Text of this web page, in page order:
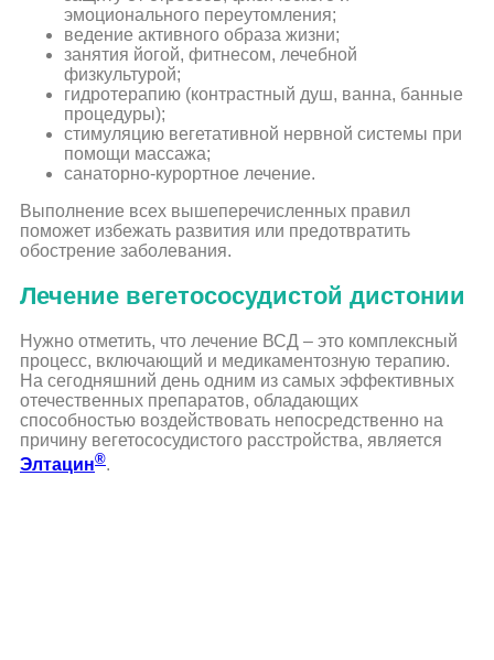
эмоционального переутомления;
ведение активного образа жизни;
занятия йогой, фитнесом, лечебной
физкультурой;
гидротерапию (контрастный душ, ванна, банные
процедуры);
стимуляцию вегетативной нервной системы при
помощи массажа;
санаторно-курортное лечение.
Выполнение всех вышеперечисленных правил
поможет избежать развития или предотвратить
обострение заболевания.
Лечение вегетососудистой дистонии
Нужно отметить, что лечение ВСД – это комплексный
процесс, включающий и медикаментозную терапию.
На сегодняшний день одним из самых эффективных
отечественных препаратов, обладающих
способностью воздействовать непосредственно на
причину вегетососудистого расстройства, является
Элтацин®.